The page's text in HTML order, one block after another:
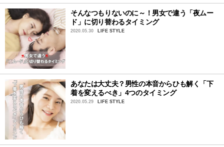
そんなつもりないのに～！男女で違う「夜ムー
ド」に切り替わるタイミング
2020.05.30 LIFE STYLE
あなたは大丈夫？男性の本音からひも解く「下
着を変えるべき」4つのタイミング
2020.05.29 LIFE STYLE